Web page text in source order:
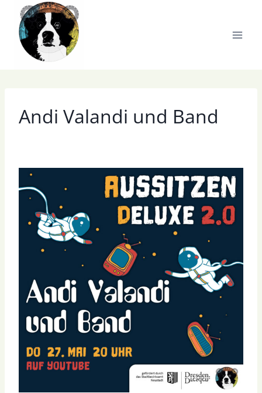
Inhalt
springen
Andi Valandi und Band